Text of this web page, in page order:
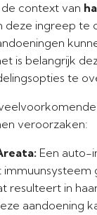
de context van
deze ingreep te
is belangrijk
te
veroorzaken:
Een auto-
immuunsysteem
resulteert in
aandoening